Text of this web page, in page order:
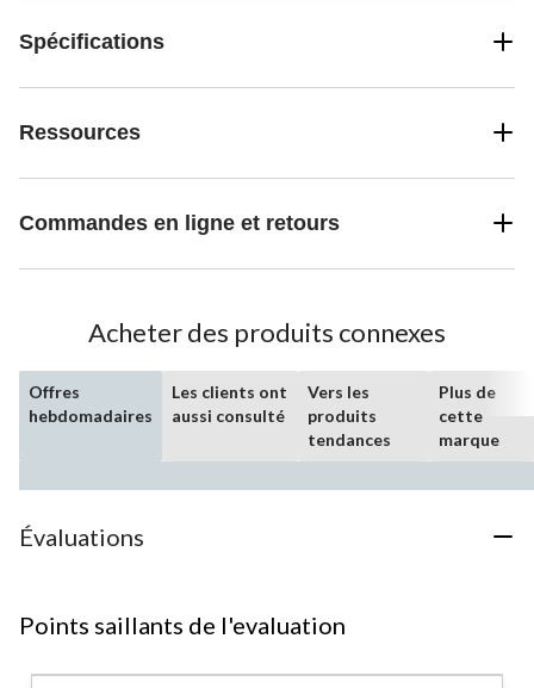
Spécifications
Ressources
Commandes en ligne et retours
Acheter des produits connexes
Offres
hebdomadaires
Les clients ont
aussi consulté
Vers les
produits
tendances
Plus de
cette
marque
Évaluations
Points saillants de l'evaluation